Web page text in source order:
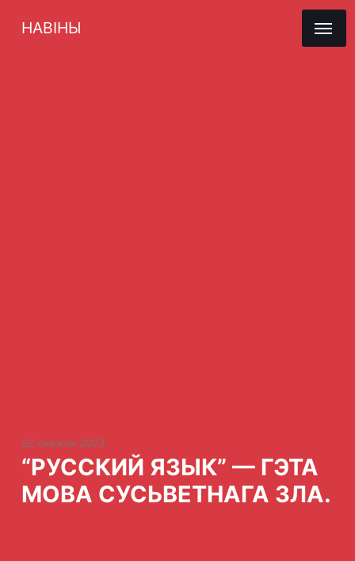
НАВІНЫ
22 снежня 2023
“РУССКИЙ ЯЗЫК” — ГЭТА
МОВА СУСЬВЕТНАГА ЗЛА.